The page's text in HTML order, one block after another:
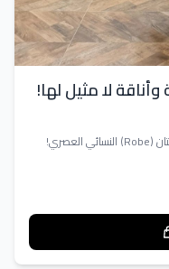
✨ تألقي بإطلالة يومية مريحة وراقية مع هذا الفستان (Robe) النسائي العصري!